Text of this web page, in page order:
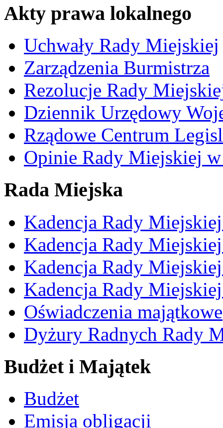
Akty prawa lokalnego
Uchwały Rady Miejskiej
Zarządzenia Burmistrza
Rezolucje Rady
Dziennik Urzędowy
Rządowe Centrum
Opinie Rady Miejskiej w
Rada Miejska
Kadencja Rady
Kadencja Rady
Kadencja Rady
Kadencja Rady
Oświadczenia majątkowe
Dyżury Radnych Rady
Budżet i Majątek
Budżet
Emisja obligacji